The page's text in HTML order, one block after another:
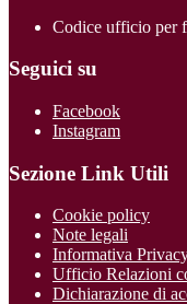
Codice ufficio per
Seguici su
Facebook
Instagram
Sezione Link Utili
Cookie policy
Note legali
Informativa
Ufficio Relazioni
Dichiarazione di